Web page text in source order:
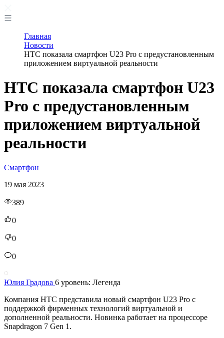
Главная
Новости
HTC показала смартфон U23 Pro с предустановленным
приложением виртуальной реальности
HTC показала смартфон U23
Pro с предустановленным
приложением виртуальной
реальности
Смартфон
19 мая 2023
389
0
0
0
Юлия Градова 6 уровень: Легенда
Компания HTC представила новый смартфон U23 Pro с
поддержкой фирменных технологий виртуальной и
дополненной реальности. Новинка работает на процессоре
Snapdragon 7 Gen 1.